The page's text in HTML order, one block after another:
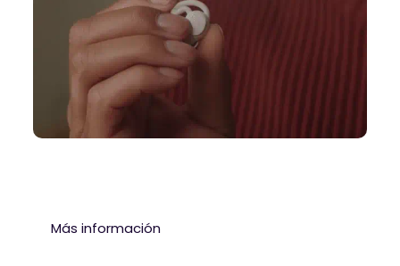
Más información